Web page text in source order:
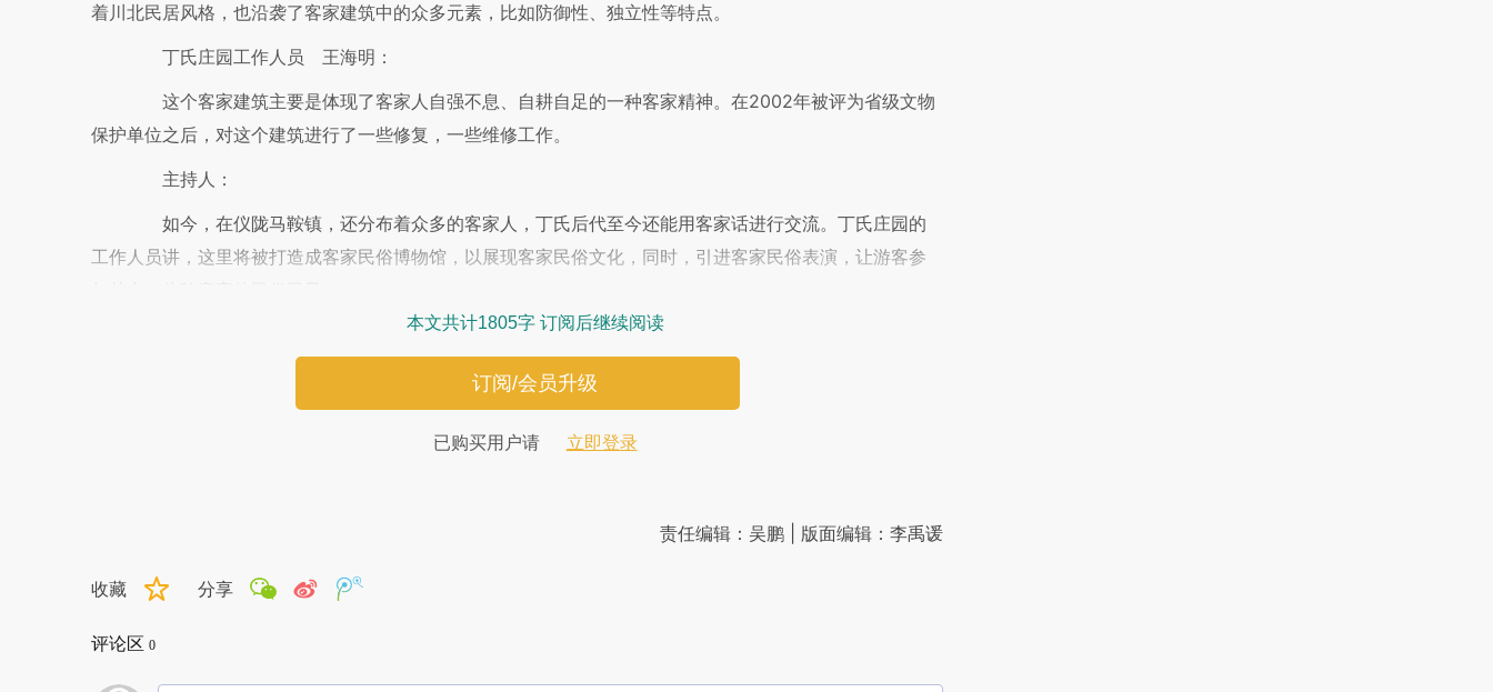
着川北民居风格，也沿袭了客家建筑中的众多元素，比如防御性、独立性等特点。
丁氏庄园工作人员 王海明：
这个客家建筑主要是体现了客家人自强不息、自耕自足的一种客家精神。在2002年被评为省级文物
保护单位之后，对这个建筑进行了一些修复，一些维修工作。
主持人：
如今，在仪陇马鞍镇，还分布着众多的客家人，丁氏后代至今还能用客家话进行交流。丁氏庄园的
工作人员讲，这里将被打造成客家民俗博物馆，以展现客家民俗文化，同时，引进客家民俗表演，让游客参
本文共计1805字 订阅后继续阅读
订阅/会员升级
已购买用户请 立即登录
责任编辑：吴鹏 | 版面编辑：李禹谖
收藏 分享
评论区 0